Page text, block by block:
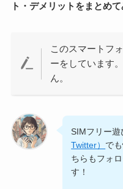
ト・デメリットをまとめ
このスマートフ
ーをしています
ん。
SIMフリー
Twitter） で
ちらもフォ
す！